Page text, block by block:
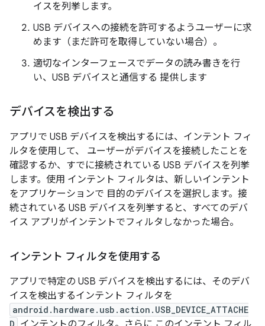
イスを列挙します。
USB デバイスへの接続を許可するようユーザーに求
めます（まだ許可を取得していない場合）。
適切なインターフェースでデータの読み書きを行
い、USB デバイスと通信する 提供します
デバイスを検出する
アプリで USB デバイスを検出するには、インテント フィ
ルタを使用して、 ユーザーがデバイスを接続したことを
確認するか、すでに接続されている USB デバイスを列挙
します。使用 インテント フィルタは、新しいインテント
をアプリケーションで 目的のデバイスを選択します。接
続されている USB デバイスを列挙すると、すべてのデバ
イス アプリがインテントでフィルタしなかった場合。
インテント フィルタを使用する
アプリで特定の USB デバイスを検出するには、そのデバ
イスを検出するインテント フィルタを
android.hardware.usb.action.USB_DEVICE_ATTACHE